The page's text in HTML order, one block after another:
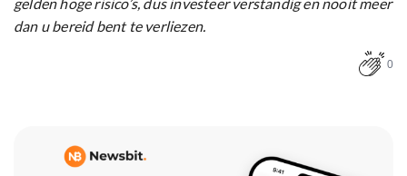
dan u bereid bent te verliezen.
0